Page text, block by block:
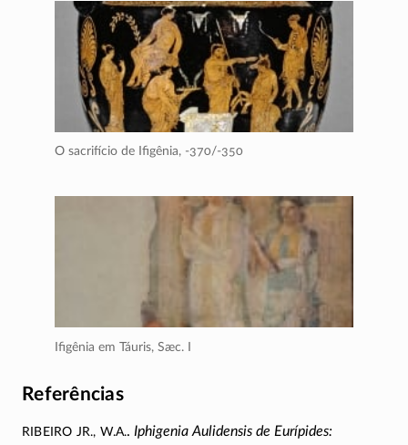
O sacrifício de Ifigênia, -370/-350
Ifigênia em Táuris, Sæc. I
Referências
Ribeiro Jr., W.A.. Iphigenia Aulidensis de Eurípides: